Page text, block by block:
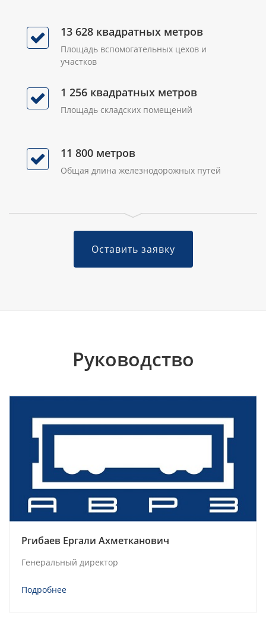
13 628 квадратных метров
Площадь вспомогательных цехов и
участков
1 256 квадратных метров
Площадь складских помещений
11 800 метров
Общая длина железнодорожных путей
Оставить заявку
Руководство
Ргибаев Ергали Ахметканович
Генеральный директор
Подробнее